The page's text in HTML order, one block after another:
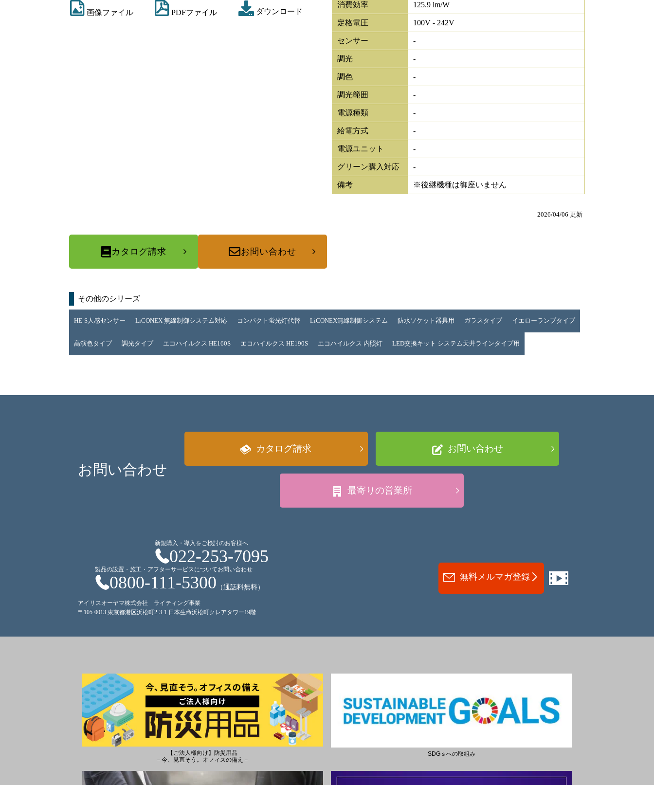
画像ファイル PDFファイル ダウンロード
消費効率 125.9 lm/W
定格電圧 100V - 242V
センサー -
調光 -
調色 -
調光範囲 -
電源種類 -
給電方式 -
電源ユニット -
グリーン購入対応 -
備考 ※後継機種は御座いません
2026/04/06 更新
カタログ請求 お問い合わせ
その他のシリーズ
HE-S人感センサー LiCONEX 無線制御システム対応 コンパクト蛍光灯代替 LiCONEX無線制御システム 防水ソケット器具用 ガラスタイプ イエローランプタイプ
高演色タイプ 調光タイプ エコハイルクス HE160S エコハイルクス HE190S エコハイルクス 内照灯 LED交換キット システム天井ラインタイプ用
お問い合わせ
カタログ請求 お問い合わせ
最寄りの営業所
新規購入・導入をご検討のお客様へ
022-253-7095
製品の設置・施工・アフターサービスについてお問い合わせ
0800-111-5300 （通話料無料）
アイリスオーヤマ株式会社 ライティング事業
〒105-0013 東京都港区浜松町2-3-1 日本生命浜松町クレアタワー19階
無料メルマガ登録
【ご法人様向け】防災用品
－今、見直そう。オフィスの備え－
SDGｓへの取組み